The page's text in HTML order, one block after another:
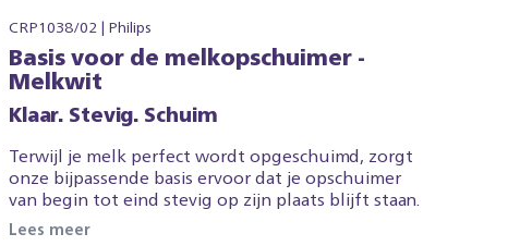
CRP1038/02 | Philips
Basis voor de melkopschuimer -
Melkwit
Klaar. Stevig. Schuim
Terwijl je melk perfect wordt opgeschuimd, zorgt
onze bijpassende basis ervoor dat je opschuimer
van begin tot eind stevig op zijn plaats blijft staan.
Lees meer